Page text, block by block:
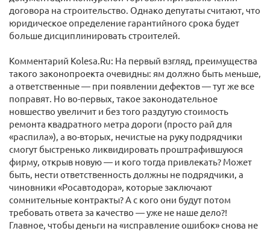
договора на строительство. Однако депутаты считают, что
юридическое определение гарантийного срока будет
больше дисциплинировать строителей.
Комментарий Kolesa.Ru: На первый взгляд, преимущества
такого законопроекта очевидны: ям должно быть меньше,
а ответственные — при появлении дефектов — тут же все
поправят. Но во-первых, такое законодательное
новшество увеличит и без того раздутую стоимость
ремонта квадратного метра дороги (просто рай для
«распила»), а во-вторых, нечистые на руку подрядчики
смогут быстренько ликвидировать проштрафившуюся
фирму, открыв новую — и кого тогда привлекать? Может
быть, нести ответственность должны не подрядчики, а
чиновники «Росавтодора», которые заключают
сомнительные контракты? А с кого они будут потом
требовать ответа за качество — уже не наше дело?!
Главное, чтобы деньги на «исправление ошибок» снова не